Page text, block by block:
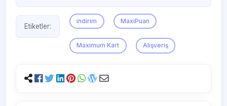
Etiketler:
indirim MaxiPuan
Maximum Kart Alışveriş